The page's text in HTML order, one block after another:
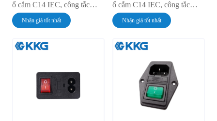
ổ cắm C14 IEC, công tắc
xoay 4 chân có đèn và giá đỡ
cầu chì bảo vệ thành một khối
đặt chắc chắn bằng vít, linh
cung cấp giao diện hoàn
chỉnh và đáng tin cậy cho
việc điều khiển và bảo vệ
Nhận giá tốt nhất
ổ cắm C14 IEC, công tắc
xoay 4 chân có đèn và giá đỡ
cầu chì bảo vệ. Thiết bị lắp
định mức 10A ở điện áp
cung cấp một điểm tập trung,
an toàn cho việc điều khiển
nguồn và bảo vệ mạch trong
thiết bị điện tử.
Nhận giá tốt nhất